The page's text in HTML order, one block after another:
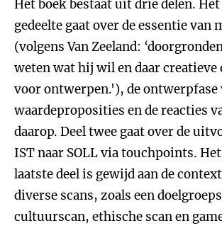
Het boek bestaat uit drie delen.
gedeelte gaat over de essentie van
(volgens Van Zeeland:
weten wat hij wil en daar creatieve
voor ontwerpen.'), de ontwerpfase
waardeproposities en de reacties
daarop. Deel twee gaat over de
IST naar SOLL via touchpoints.
laatste deel is gewijd aan de
diverse scans, zoals een
cultuurscan, ethische scan en